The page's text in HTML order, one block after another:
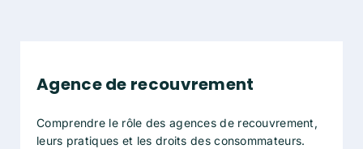
Agence de recouvrement
Comprendre le rôle des agences de recouvrement,
leurs pratiques et les droits des consommateurs.